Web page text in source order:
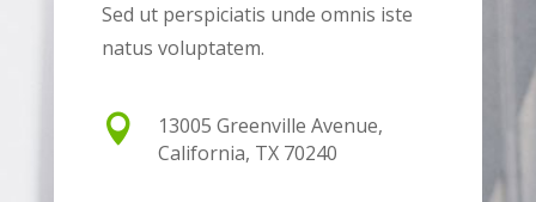
Sed ut perspiciatis unde omnis iste
natus voluptatem.

13005 Greenville Avenue,
California, TX 70240